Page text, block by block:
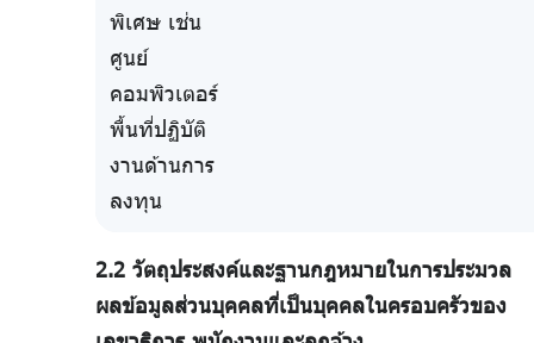
พิเศษ เช่น
ศูนย์
คอมพิวเตอร์
พื้นที่ปฏิบัติ
งานด้านการ
ลงทุน
2.2 วัตถุประสงค์และฐานกฎหมายในการประมวล
ผลข้อมูลส่วนบุคคลที่เป็นบุคคลในครอบครัวของ